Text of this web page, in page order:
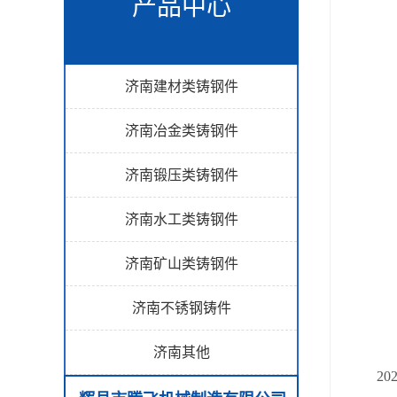
产品中心
济南建材类铸钢件
济南冶金类铸钢件
济南锻压类铸钢件
济南水工类铸钢件
济南矿山类铸钢件
济南不锈钢铸件
济南其他
2023